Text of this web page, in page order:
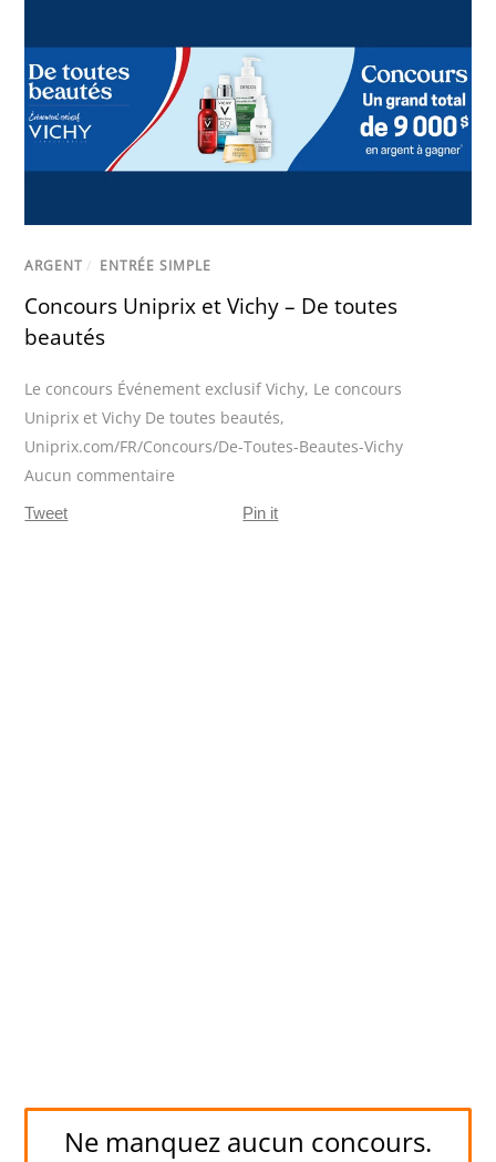
ARGENT / ENTRÉE SIMPLE
Concours Uniprix et Vichy – De toutes
beautés
Le concours Événement exclusif Vichy, Le concours
Uniprix et Vichy De toutes beautés,
Uniprix.com/FR/Concours/De-Toutes-Beautes-Vichy
Aucun commentaire
Tweet Pin it
Ne manquez aucun concours.